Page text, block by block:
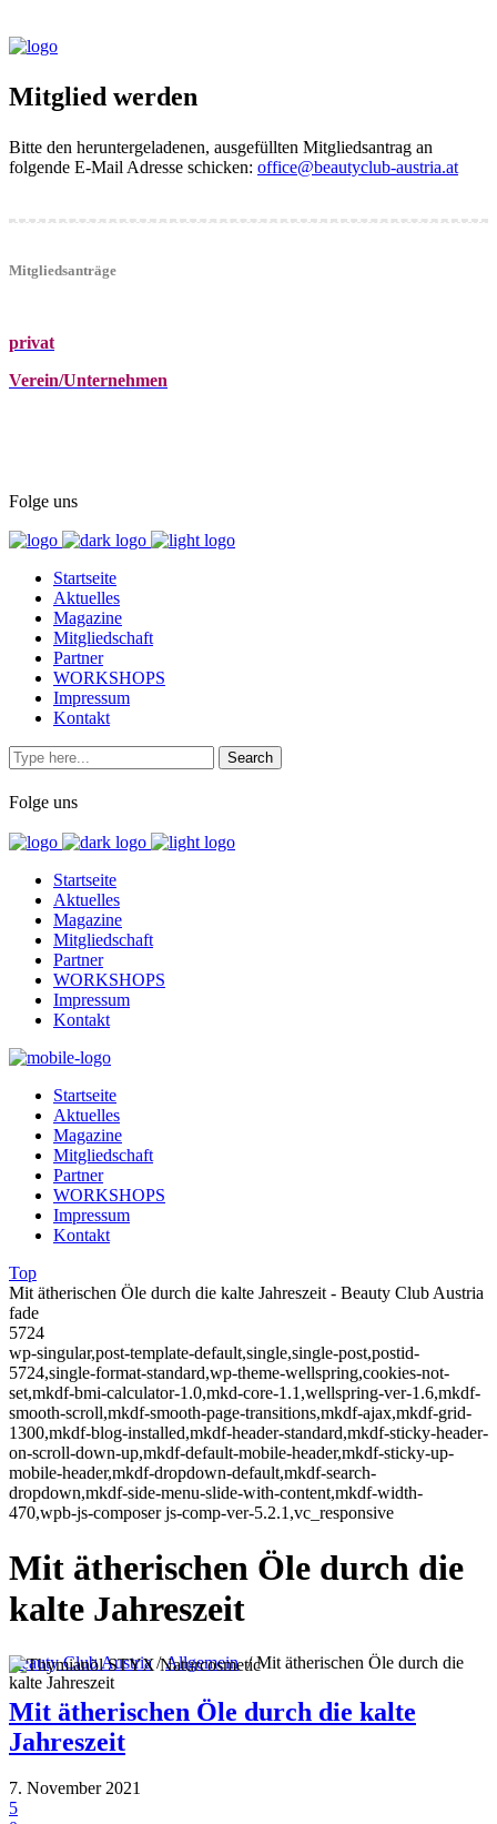
Mitglied werden
Bitte den heruntergeladenen, ausgefüllten Mitgliedsantrag an
folgende E-Mail Adresse schicken: office@beautyclub-austria.at
Mitgliedsanträge
privat
Verein/Unternehmen
Folge uns
Startseite
Aktuelles
Magazine
Mitgliedschaft
Partner
WORKSHOPS
Impressum
Kontakt
Folge uns
Startseite
Aktuelles
Magazine
Mitgliedschaft
Partner
WORKSHOPS
Impressum
Kontakt
Startseite
Aktuelles
Magazine
Mitgliedschaft
Partner
WORKSHOPS
Impressum
Kontakt
Top
Mit ätherischen Öle durch die kalte Jahreszeit - Beauty Club Austria
fade
5724
wp-singular,post-template-default,single,single-post,postid-
5724,single-format-standard,wp-theme-wellspring,cookies-not-
set,mkdf-bmi-calculator-1.0,mkd-core-1.1,wellspring-ver-1.6,mkdf-
smooth-scroll,mkdf-smooth-page-transitions,mkdf-ajax,mkdf-grid-
1300,mkdf-blog-installed,mkdf-header-standard,mkdf-sticky-header-
on-scroll-down-up,mkdf-default-mobile-header,mkdf-sticky-up-
mobile-header,mkdf-dropdown-default,mkdf-search-
dropdown,mkdf-side-menu-slide-with-content,mkdf-width-
470,wpb-js-composer js-comp-ver-5.2.1,vc_responsive
Mit ätherischen Öle durch die
kalte Jahreszeit
Beauty Club Austria/Allgemein /Mit ätherischen Öle durch die
kalte Jahreszeit
Mit ätherischen Öle durch die kalte
Jahreszeit
7. November 2021
5